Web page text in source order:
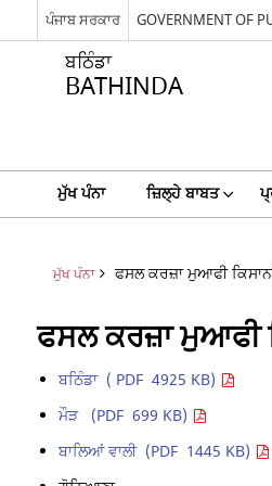
ਪੰਜਾਬ ਸਰਕਾਰ GOVERNMENT OF
ਬਠਿੰਡਾ
BATHINDA
ਮੁੱਖ ਪੰਨਾ ਜ਼ਿਲ੍ਹੇ ਬਾਬਤ
ਮੁੱਖ ਪੰਨਾ ਫਸਲ ਕਰਜ਼ਾ ਮੁਆਫੀ
ਫਸਲ ਕਰਜ਼ਾ ਮੁਆਫੀ
ਬਠਿੰਡਾ ( PDF 4925 KB)
ਮੌੜ (PDF 699 KB)
ਬਾਲਿਆਂ ਵਾਲੀ (PDF 1445 KB)